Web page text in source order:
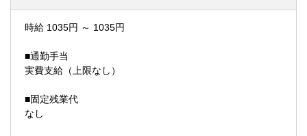
時給 1035円 ～ 1035円
■通勤手当
実費支給（上限なし）
■固定残業代
なし